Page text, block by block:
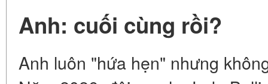
Anh: cuối cùng rồi?
Anh luôn "hứa hẹn" nhưng